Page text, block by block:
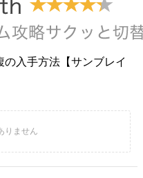
の入手方法【サンブレイ